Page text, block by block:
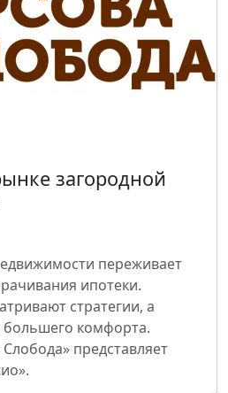
загородной
переживает
ипотеки.
стратегии, а
большего комфорта.
представляет